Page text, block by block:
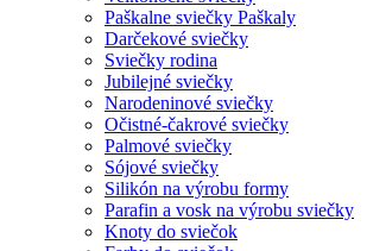
Paškalne sviečky Paškaly
Darčekové sviečky
Sviečky rodina
Jubilejné sviečky
Narodeninové sviečky
Očistné-čakrové sviečky
Palmové sviečky
Sójové sviečky
Silikón na výrobu formy
Parafin a vosk na výrobu sviečky
Knoty do sviečok